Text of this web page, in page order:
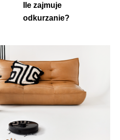
Ile zajmuje
odkurzanie?